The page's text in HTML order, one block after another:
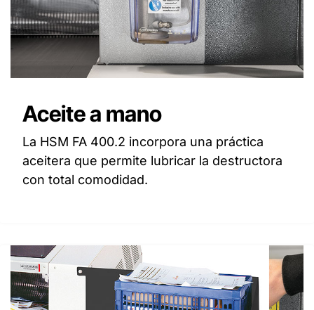
Aceite a mano
La HSM FA 400.2 incorpora una práctica
aceitera que permite lubricar la destructora
con total comodidad.